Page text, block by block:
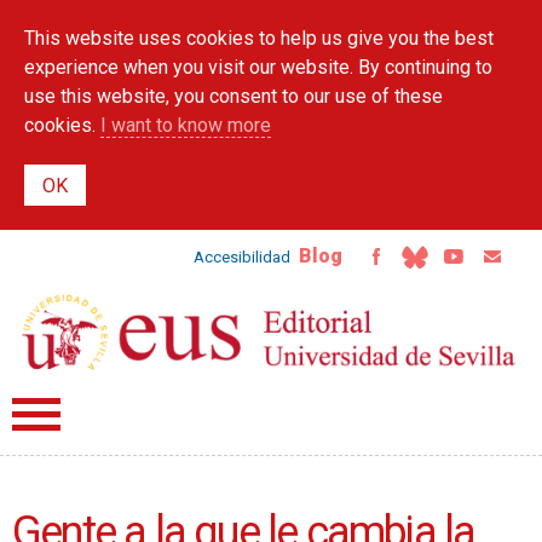
main
content
This website uses cookies to help us give you the best
experience when you visit our website. By continuing to
use this website, you consent to our use of these
cookies. I want to know more
Accesibilidad Blog